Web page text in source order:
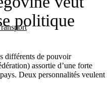
politique
différents de pouvoir
assortie d’une forte
Deux personnalités veulent